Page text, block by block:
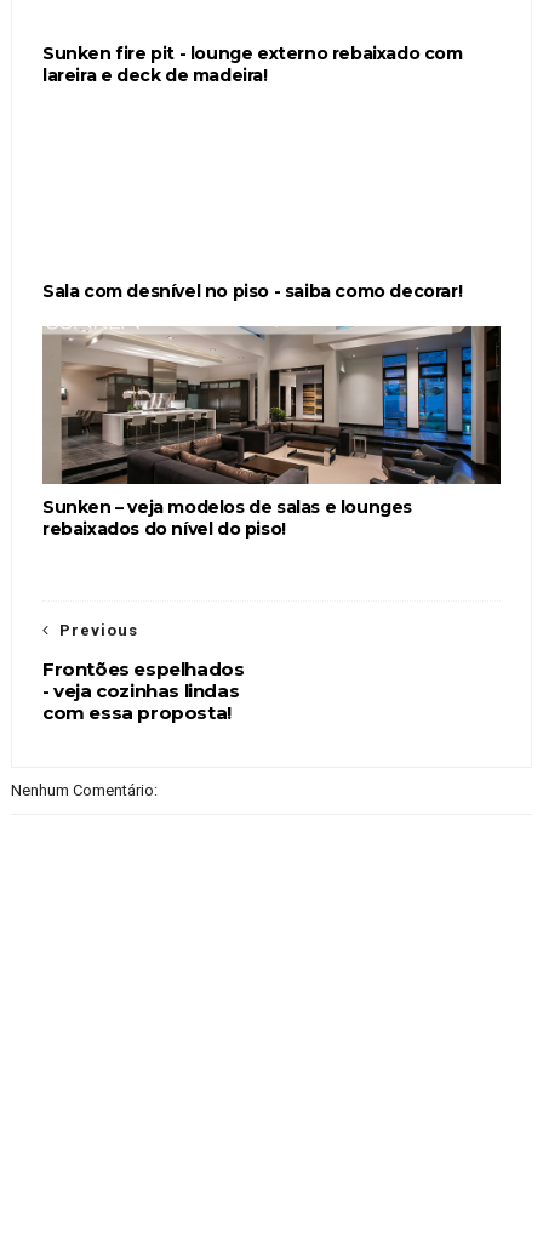
Sunken fire pit - lounge externo rebaixado com
lareira e deck de madeira!
Sala com desnível no piso - saiba como decorar!
Sunken – veja modelos de salas e lounges
rebaixados do nível do piso!
Previous
Frontões espelhados
- veja cozinhas lindas
com essa proposta!
Nenhum Comentário: